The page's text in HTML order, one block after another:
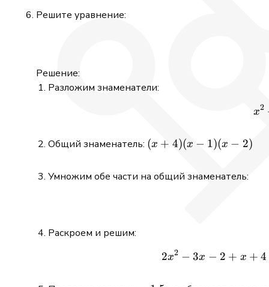
Решите уравнение:
Решение:
Разложим знаменатели:
x2
Общий знаменатель: (x+4)
(x-2)
(x + 4)(x − 1)(x − 2)
Умножим обе части на общий знаменатель:
Раскроем и решим:
2x2 − 3x − 2 + x + 4